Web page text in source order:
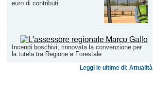
euro di contributi
Incendi boschivi, rinnovata la convenzione per
la tutela tra Regione e Forestale
Leggi le ultime di: Attualità